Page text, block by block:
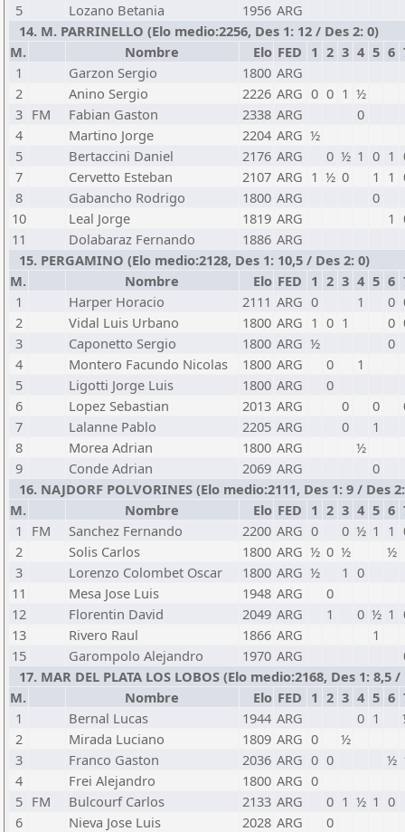
5 Lozano Betania 1956 ARG
14. M. PARRINELLO (Elo medio:2256, Des 1: 12 / Des 2: 0)
M.
Nombre Elo FED 1 2 3 4 5 6
1
Garzon Sergio 1800 ARG
2
Anino Sergio 2226 ARG 0 0 1 ½
3 FM Fabian Gaston 2338 ARG
0
4
Martino Jorge 2204 ARG ½
5
Bertaccini Daniel 2176 ARG 0 ½ 1 0 1
7
Cervetto Esteban 2107 ARG 1 ½ 0 1 1
8
Gabancho Rodrigo 1800 ARG
0
10
Leal Jorge 1819 ARG 1
11
Dolabaraz Fernando 1886 ARG
15. PERGAMINO (Elo medio:2128, Des 1: 10,5 / Des 2: 0)
M.
Nombre Elo FED 1 2 3 4 5 6
1
Harper Horacio 2111 ARG 0 1 0
2
Vidal Luis Urbano 1800 ARG 1 0 1 0
3
Caponetto Sergio 1800 ARG ½
0
4
Montero Facundo Nicolas 1800 ARG 0
1
5
Ligotti Jorge Luis 1800 ARG
0
6
Lopez Sebastian 2013 ARG 0 0
7
Lalanne Pablo 2205 ARG 0
1
8
Morea Adrian 1800 ARG
½
9
Conde Adrian 2069 ARG
0
16. NAJDORF POLVORINES (Elo medio:2111, Des 1: 9 / Des
M.
Nombre Elo FED 1 2 3 4 5 6
1
FM Sanchez Fernando 2200 ARG 0 0 ½ 1 1
2
Solis Carlos 1800 ARG ½ 0 ½
½
3
Lorenzo Colombet Oscar 1800 ARG ½ 1 0
11
Mesa Jose Luis 1948 ARG
0
12
Florentin David 2049 ARG 1 0 ½ 1
13
Rivero Raul 1866 ARG
1
15
Garompolo Alejandro 1970 ARG
17. MAR DEL PLATA LOS LOBOS (Elo medio:2168, Des 1: 8,5
M.
Nombre Elo FED 1 2 3 4 5 6
1
Bernal Lucas 1944 ARG 0 1
2
Mirada Luciano 1809 ARG 0
½
3
Franco Gaston 2036 ARG 0 0 ½
4
Frei Alejandro 1800 ARG 0
5 FM Bulcourf Carlos 2133 ARG 0 1 ½ 1 0
6
Nieva Jose Luis 2028 ARG
0